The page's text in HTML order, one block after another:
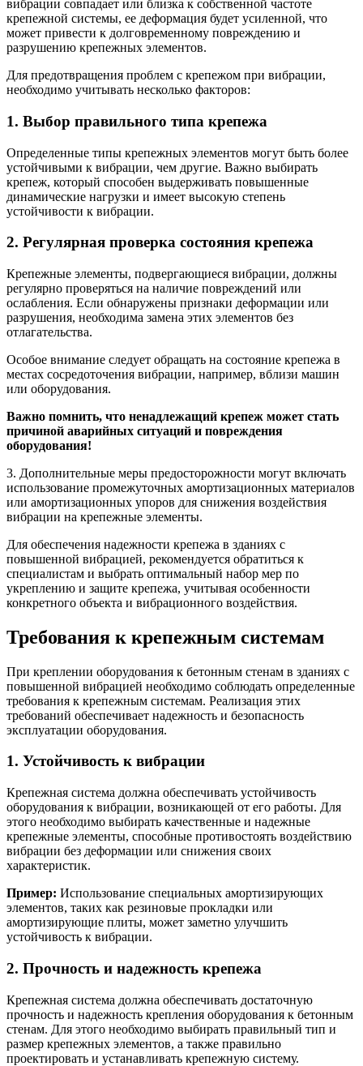
вибрации совпадает или близка к собственной частоте
крепежной системы, ее деформация будет усиленной, что
может привести к долговременному повреждению и
разрушению крепежных элементов.
Для предотвращения проблем с крепежом при вибрации,
необходимо учитывать несколько факторов:
1. Выбор правильного типа крепежа
Определенные типы крепежных элементов могут быть более
устойчивыми к вибрации, чем другие. Важно выбирать
крепеж, который способен выдерживать повышенные
динамические нагрузки и имеет высокую степень
устойчивости к вибрации.
2. Регулярная проверка состояния крепежа
Крепежные элементы, подвергающиеся вибрации, должны
регулярно проверяться на наличие повреждений или
ослабления. Если обнаружены признаки деформации или
разрушения, необходима замена этих элементов без
отлагательства.
Особое внимание следует обращать на состояние крепежа в
местах сосредоточения вибрации, например, вблизи машин
или оборудования.
Важно помнить, что ненадлежащий крепеж может стать
причиной аварийных ситуаций и повреждения
оборудования!
3. Дополнительные меры предосторожности могут включать
использование промежуточных амортизационных материалов
или амортизационных упоров для снижения воздействия
вибрации на крепежные элементы.
Для обеспечения надежности крепежа в зданиях с
повышенной вибрацией, рекомендуется обратиться к
специалистам и выбрать оптимальный набор мер по
укреплению и защите крепежа, учитывая особенности
конкретного объекта и вибрационного воздействия.
Требования к крепежным системам
При креплении оборудования к бетонным стенам в зданиях с
повышенной вибрацией необходимо соблюдать определенные
требования к крепежным системам. Реализация этих
требований обеспечивает надежность и безопасность
эксплуатации оборудования.
1. Устойчивость к вибрации
Крепежная система должна обеспечивать устойчивость
оборудования к вибрации, возникающей от его работы. Для
этого необходимо выбирать качественные и надежные
крепежные элементы, способные противостоять воздействию
вибрации без деформации или снижения своих
характеристик.
Пример: Использование специальных амортизирующих
элементов, таких как резиновые прокладки или
амортизирующие плиты, может заметно улучшить
устойчивость к вибрации.
2. Прочность и надежность крепежа
Крепежная система должна обеспечивать достаточную
прочность и надежность крепления оборудования к бетонным
стенам. Для этого необходимо выбирать правильный тип и
размер крепежных элементов, а также правильно
проектировать и устанавливать крепежную систему.